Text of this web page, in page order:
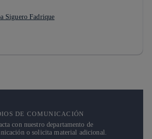
Siguero Fadrique
DE COMUNICACIÓN
con nuestro departamento de
o solicita material adicional.